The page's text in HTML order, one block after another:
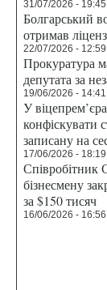
31/07/2026 - 19:45
Болгарський
отримав
22/07/2026 - 12:59
Прокуратура
депутата за
19/06/2026 - 14:41
У
конфіскувати
записану на
17/06/2026 - 18:19
Співробітник
бізнесмену
за $150 тисяч
16/06/2026 - 16:56